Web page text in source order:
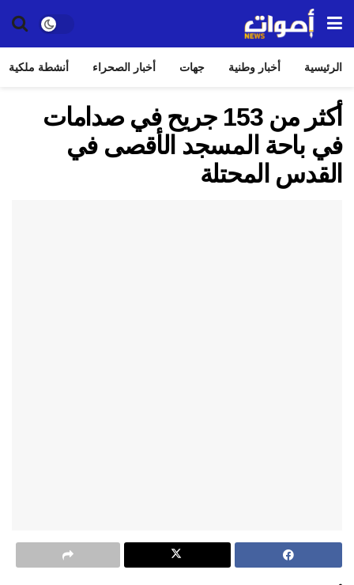
الرئيسية أخبار وطنية جهات أخبار الصحراء أنشطة ملكية
أكثر من 153 جريح في صدامات
في باحة المسجد الأقصى في
القدس المحتلة